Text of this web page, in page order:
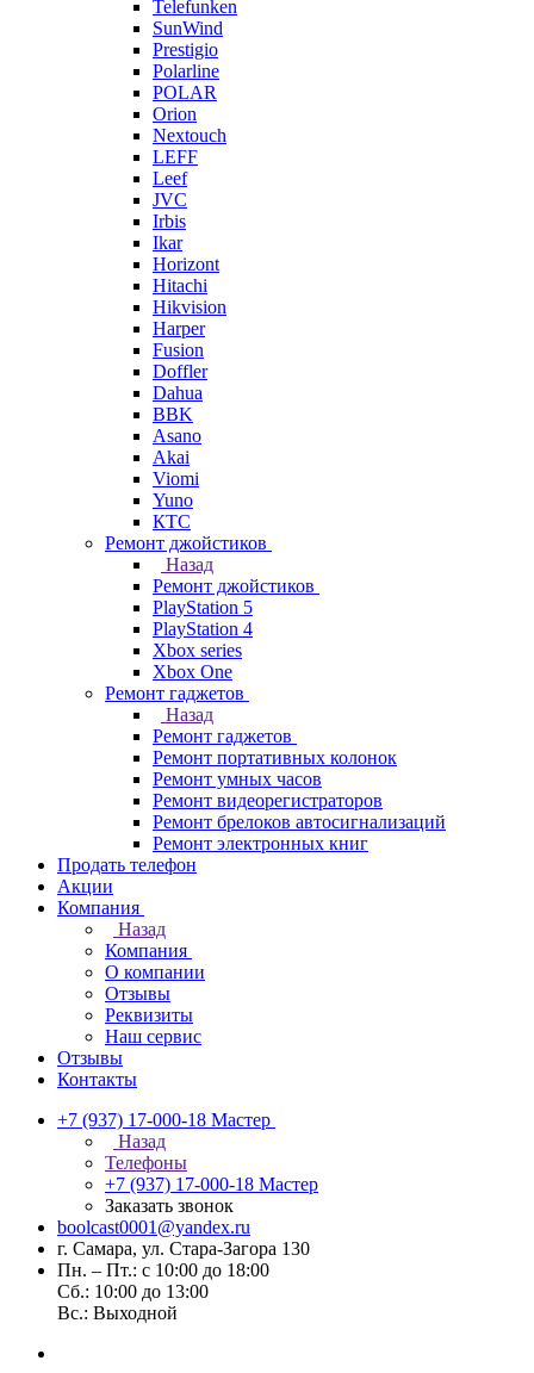
Telefunken
SunWind
Prestigio
Polarline
POLAR
Orion
Nextouch
LEFF
Leef
JVC
Irbis
Ikar
Horizont
Hitachi
Hikvision
Harper
Fusion
Doffler
Dahua
BBK
Asano
Akai
Viomi
Yuno
КТС
Ремонт джойстиков
Назад
Ремонт джойстиков
PlayStation 5
PlayStation 4
Xbox series
Xbox One
Ремонт гаджетов
Назад
Ремонт гаджетов
Ремонт портативных колонок
Ремонт умных часов
Ремонт видеорегистраторов
Ремонт брелоков автосигнализаций
Ремонт электронных книг
Продать телефон
Акции
Компания
Назад
Компания
О компании
Отзывы
Реквизиты
Наш сервис
Отзывы
Контакты
+7 (937) 17-000-18 Мастер
Назад
Телефоны
+7 (937) 17-000-18 Мастер
Заказать звонок
boolcast0001@yandex.ru
г. Самара, ул. Стара-Загора 130
Пн. – Пт.: с 10:00 до 18:00
Сб.: 10:00 до 13:00
Вс.: Выходной